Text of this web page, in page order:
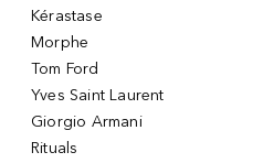
Kérastase
Morphe
Tom Ford
Yves Saint Laurent
Giorgio Armani
Rituals